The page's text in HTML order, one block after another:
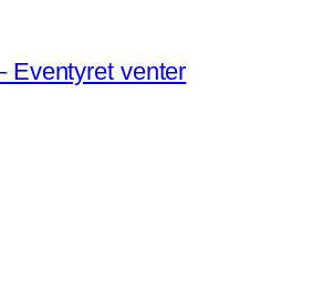
Eventyret venter